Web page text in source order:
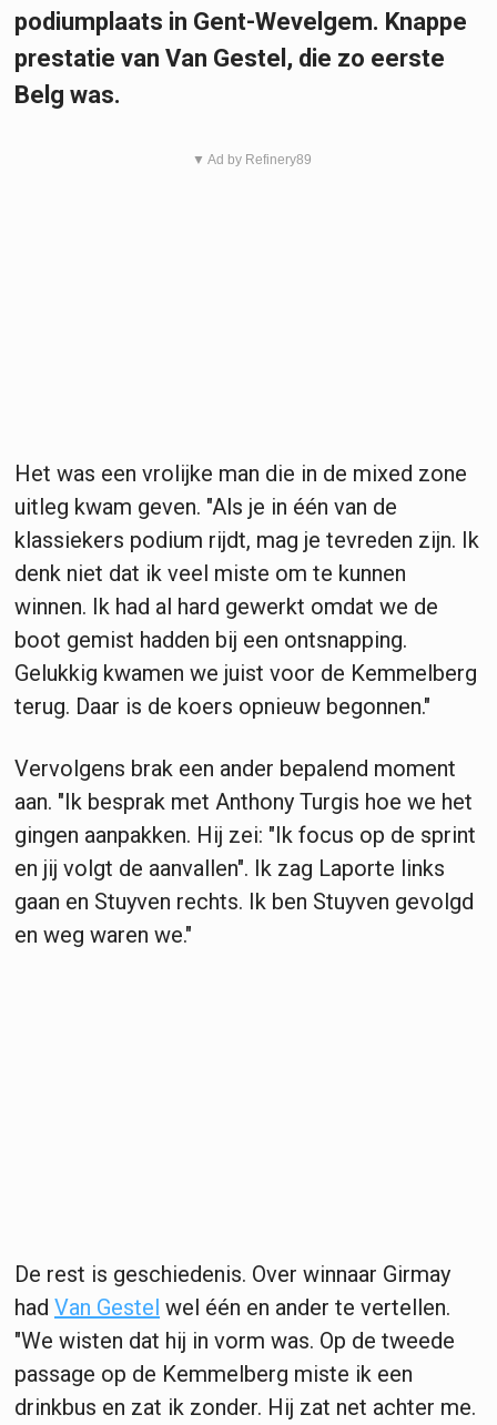
podiumplaats in Gent-Wevelgem. Knappe
prestatie van Van Gestel, die zo eerste
Belg was.
▼ Ad by Refinery89
Het was een vrolijke man die in de mixed zone
uitleg kwam geven. "Als je in één van de
klassiekers podium rijdt, mag je tevreden zijn. Ik
denk niet dat ik veel miste om te kunnen
winnen. Ik had al hard gewerkt omdat we de
boot gemist hadden bij een ontsnapping.
Gelukkig kwamen we juist voor de Kemmelberg
terug. Daar is de koers opnieuw begonnen."
Vervolgens brak een ander bepalend moment
aan. "Ik besprak met Anthony Turgis hoe we het
gingen aanpakken. Hij zei: "Ik focus op de sprint
en jij volgt de aanvallen". Ik zag Laporte links
gaan en Stuyven rechts. Ik ben Stuyven gevolgd
en weg waren we."
De rest is geschiedenis. Over winnaar Girmay
had Van Gestel wel één en ander te vertellen.
"We wisten dat hij in vorm was. Op de tweede
passage op de Kemmelberg miste ik een
drinkbus en zat ik zonder. Hij zat net achter me.